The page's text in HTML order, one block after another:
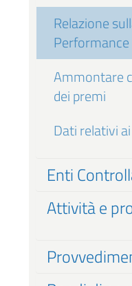
Relazione
Performance
Ammontare
dei premi
Dati relativi
Enti
Attività e